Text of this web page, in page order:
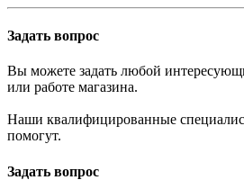
Задать вопрос
Вы можете задать любой
или работе магазина.
Наши квалифицированные
помогут.
Задать вопрос